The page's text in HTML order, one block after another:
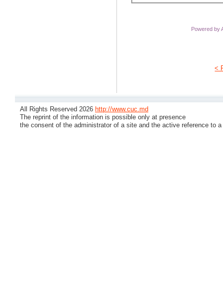
Powered by
<
All Rights Reserved 2026 http://www.cuc.md
The reprint of the information is possible only at presence
the consent of the administrator of a site and the active reference to